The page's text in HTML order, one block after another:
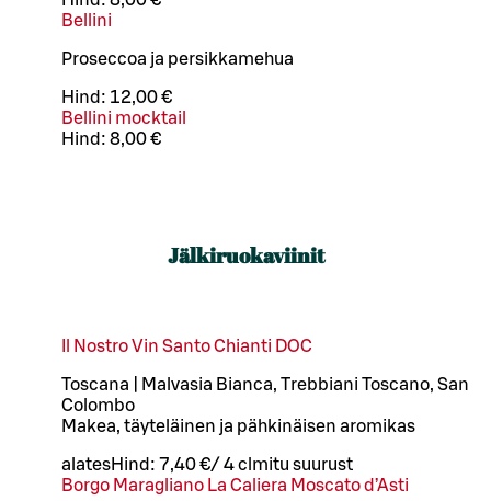
Bellini
Proseccoa ja persikkamehua
Hind: 12,00 €
Bellini mocktail
Hind: 8,00 €
Jälkiruokaviinit
Il Nostro Vin Santo Chianti DOC
Toscana | Malvasia Bianca, Trebbiani Toscano, San
Colombo
Makea, täyteläinen ja pähkinäisen aromikas
alatesHind: 7,40 €/ 4 cl mitu suurust
Borgo Maragliano La Caliera Moscato d’Asti